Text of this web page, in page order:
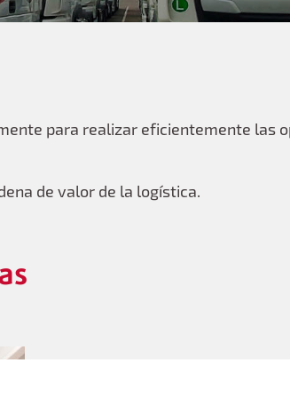
para realizar eficientemente las
de valor de la logística.